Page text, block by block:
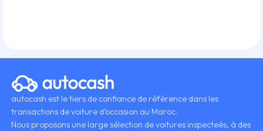
autocash est le tiers de confiance de référence dans les
transactions de voiture d’occasion au Maroc.
Nous proposons une large sélection de voitures inspecteés, à des